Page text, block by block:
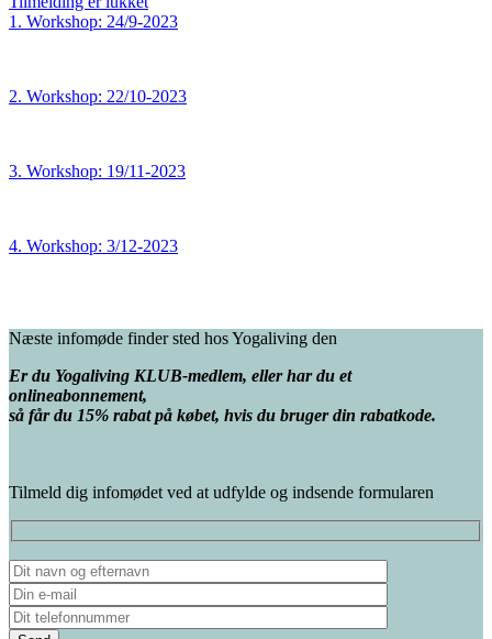
1. Workshop: 24/9-2023
2. Workshop: 22/10-2023
3. Workshop: 19/11-2023
4. Workshop: 3/12-2023
Næste infomøde finder sted hos Yogaliving den
Er du Yogaliving KLUB-medlem, eller har du et
onlineabonnement,
så får du 15% rabat på købet, hvis du bruger din rabatkode.
Tilmeld dig infomødet ved at udfylde og indsende formularen